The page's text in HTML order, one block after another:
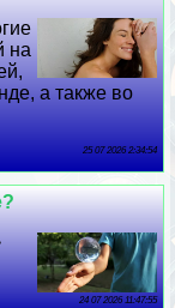
на
а также во
25 07 2026 2:34:54
24 07 2026 11:47:55